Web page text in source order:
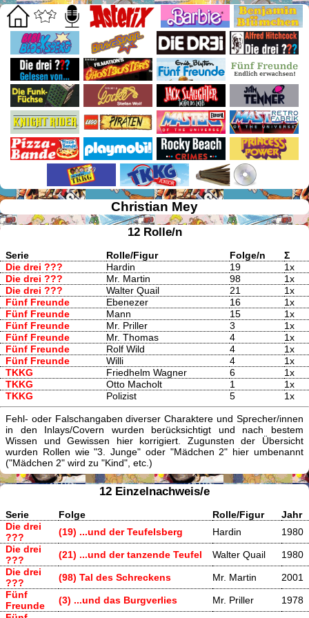
Christian Mey
12 Rolle/n
Serie Rolle/Figur Folge/n
Σ
Die drei ???
Hardin 19
1x
Die drei ???
Mr. Martin 98
1x
Die drei ???
Walter Quail 21
1x
Fünf Freunde
Ebenezer 16
1x
Fünf Freunde
Mann 15
1x
Fünf Freunde
Mr. Priller 3
1x
Fünf Freunde
Mr. Thomas 4
1x
Fünf Freunde
Rolf Wild 4
1x
Fünf Freunde
Willi 4
1x
TKKG
Friedhelm Wagner 6
1x
TKKG
Otto Macholt 1
1x
TKKG
Polizist 5 1x
Fehl- oder Falschangaben diverser Charaktere und Sprecher/innen
in den Inlays/Covern wurden berücksichtigt und nach bestem
Wissen und Gewissen hier korrigiert. Zugunsten der Übersicht
wurden Rollen wie "3. Junge" oder "Mädchen 2" hier umbenannt
("Mädchen 2" wird zu "Kind", etc.)
12 Einzelnachweis/e
Serie Folge Rolle/Figur
Jahr
Die drei
???
(19) ...und der Teufelsberg Hardin
1980
Die drei
???
(21) ...und der tanzende Teufel Walter Quail
1980
Die drei
???
(98) Tal des Schreckens Mr. Martin
2001
Fünf
Freunde
(3) ...und das Burgverlies Mr. Priller
1978